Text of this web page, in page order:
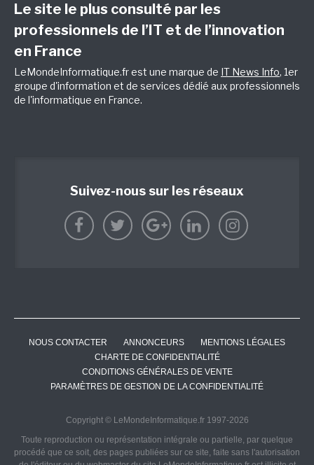
Le site le plus consulté par les
professionnels de l’IT et de l’innovation
en France
LeMondeInformatique.fr est une marque de IT News Info, 1er
groupe d'information et de services dédié aux professionnels
de l'informatique en France.
Suivez-nous sur les réseaux
NOUS CONTACTER ANNONCEURS
MENTIONS LÉGALES
CHARTE DE CONFIDENTIALITÉ
CONDITIONS GÉNÉRALES DE VENTE
PARAMÈTRES DE GESTION DE LA CONFIDENTIALITÉ
Copyright © LeMondeInformatique.fr 1997-2026
Toute reproduction ou représentation intégrale ou partielle, par quelque
procédé que ce soit, des pages publiées sur ce site, faite sans l'autorisation